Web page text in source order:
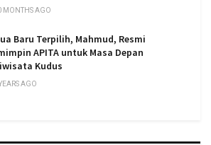
MONTHS AGO
Baru Terpilih, Mahmud, Resmi
APITA untuk Masa Depan
Kudus
AGO